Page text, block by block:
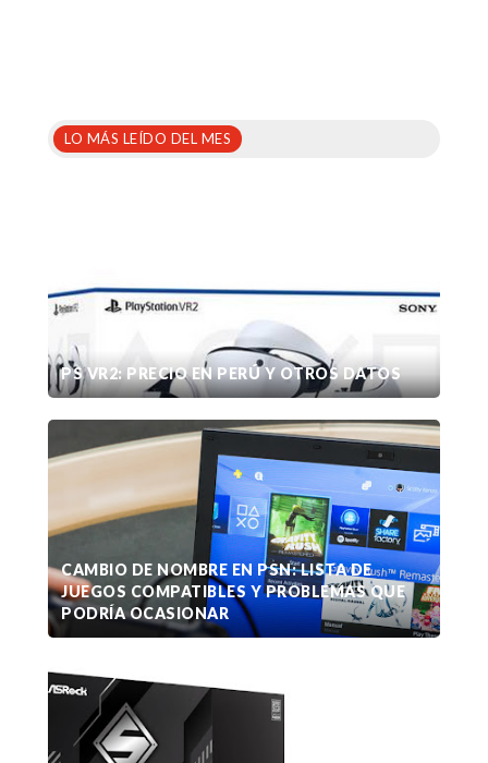
LO MÁS LEÍDO DEL MES
PS VR2: PRECIO EN PERÚ Y OTROS DATOS
CAMBIO DE NOMBRE EN PSN: LISTA DE
JUEGOS COMPATIBLES Y PROBLEMAS QUE
PODRÍA OCASIONAR